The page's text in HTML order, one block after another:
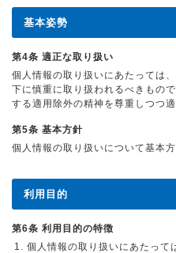
基本姿勢
第4条 適正な取り扱い
個人情報の取り扱いにあたっては
下に慎重に取り扱われるべきもの
する適用除外の精神を尊重しつつ適
第5条 基本方針
個人情報の取り扱いについて基本
利用目的
第6条 利用目的の特徴
個人情報の取り扱いにあたって